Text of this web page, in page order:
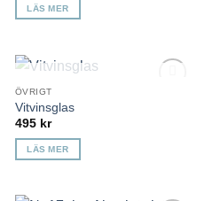
LÄS MER
ÖVRIGT
Vitvinsglas
495 kr
LÄS MER